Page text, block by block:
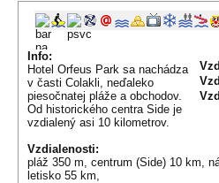
Info:
Hotel Orfeus Park sa nachádza
v časti Colakli, neďaleko
piesočnatej pláže a obchodov.
Od historického centra Side je
vzdialený asi 10 kilometrov.
Vzdialenosti:
pláž 350 m, centrum (Side) 10 km,
letisko 55 km,